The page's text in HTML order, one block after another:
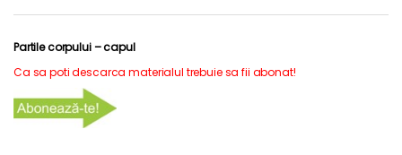
Partile corpului – capul
Ca sa poti descarca materialul trebuie sa fii abonat!